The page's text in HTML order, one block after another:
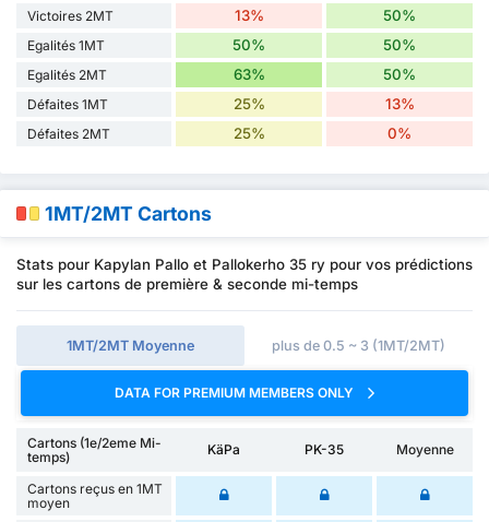
Victoires 2MT 13% 50%
Egalités 1MT 50% 50%
Egalités 2MT 63% 50%
Défaites 1MT 25% 13%
Défaites 2MT 25% 0%
1MT/2MT Cartons
Stats pour Kapylan Pallo et Pallokerho 35 ry pour vos prédictions
sur les cartons de première & seconde mi-temps
1MT/2MT Moyenne plus de 0.5 ~ 3 (1MT/2MT)
DATA FOR PREMIUM MEMBERS ONLY
Cartons (1e/2eme Mi-
temps)
KäPa PK-35 Moyenne
Cartons reçus en 1MT
moyen